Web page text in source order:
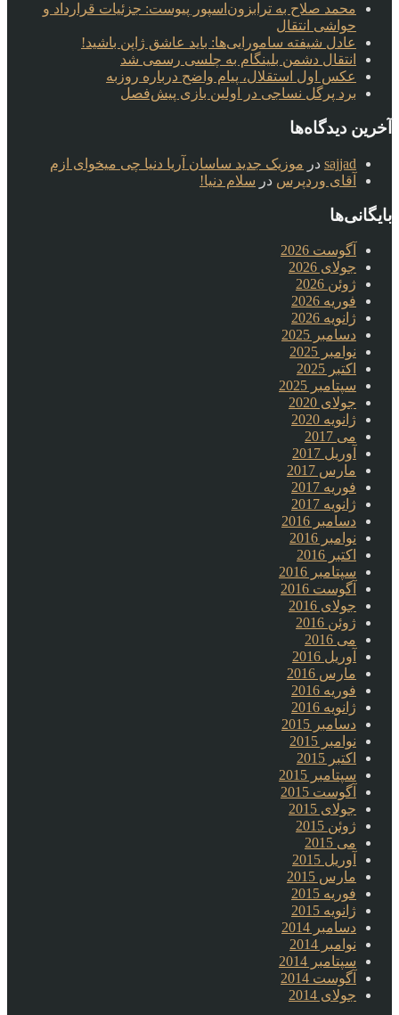
محمد صلاح به ترابزون‌اسپور پیوست: جزئیات قرارداد و
حواشی انتقال
عادل شیفته سامورایی‌ها: باید عاشق ژاپن باشید!
انتقال دشمن بلینگام به چلسی رسمی شد
عکس اول استقلال، پیام واضح درباره روزبه
برد پرگل نساجی در اولین بازی پیش‌فصل
آخرین دیدگاه‌ها
sajjad در موزیک جدید ساسان آریا دنیا چی میخوای ازم
آقای وردپرس در سلام دنیا!
بایگانی‌ها
آگوست 2026
جولای 2026
ژوئن 2026
فوریه 2026
ژانویه 2026
دسامبر 2025
نوامبر 2025
اکتبر 2025
سپتامبر 2025
جولای 2020
ژانویه 2020
می 2017
آوریل 2017
مارس 2017
فوریه 2017
ژانویه 2017
دسامبر 2016
نوامبر 2016
اکتبر 2016
سپتامبر 2016
آگوست 2016
جولای 2016
ژوئن 2016
می 2016
آوریل 2016
مارس 2016
فوریه 2016
ژانویه 2016
دسامبر 2015
نوامبر 2015
اکتبر 2015
سپتامبر 2015
آگوست 2015
جولای 2015
ژوئن 2015
می 2015
آوریل 2015
مارس 2015
فوریه 2015
ژانویه 2015
دسامبر 2014
نوامبر 2014
سپتامبر 2014
آگوست 2014
جولای 2014